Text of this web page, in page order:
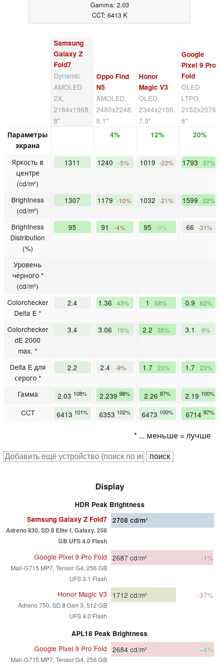
Gamma: 2.03
CCT: 6413 K
Samsung
Galaxy Z
Fold7
Dynamic
AMOLED
2X,
2184x1968,
8"
Oppo Find
N5
AMOLED,
2480x2248,
8.1"
Honor
Magic V3
OLED,
2344x2156,
7.9"
Google
Pixel 9 Pro
Fold
OLED
LTPO,
2152x2076,
8"
Параметры
экрана
4% 12% 20%
Яркость в
центре
(cd/m²)
1311 1240 -5% 1019 -22% 1793 37%
Brightness
(cd/m²)
1307 1179 -10% 1032 -21% 1599 22%
Brightness
Distribution
(%)
95 91 -4% 95 0% 66 -31%
Уровень
чёрного *
(cd/m²)
Colorchecker
Delta E *
2.4 1.36 43% 1 58% 0.9 62%
Colorchecker
dE 2000
max. *
3.4 3.06 10% 2.2 35% 3.1 9%
Delta E для
серого *
2.2 2.4 -9% 1.7 23% 1.7 23%
Гамма 2.03 108% 2.239 98% 2.26 97% 2.19 100%
CCT 6413 101% 6353 102% 6473 100% 6714 97%
* ... меньше = лучше
Display
HDR Peak Brightness
Samsung Galaxy Z Fold7
Adreno 830, SD 8 Elite f. Galaxy, 256
GB UFS 4.0 Flash
2708 cd/m²
Google Pixel 9 Pro Fold
Mali-G715 MP7, Tensor G4, 256 GB
UFS 3.1 Flash
2687 cd/m² -1%
Honor Magic V3
Adreno 750, SD 8 Gen 3, 512 GB
UFS 4.0 Flash
1712 cd/m² -37%
APL18 Peak Brightness
Google Pixel 9 Pro Fold
Mali-G715 MP7, Tensor G4, 256 GB
2684 cd/m² +4%